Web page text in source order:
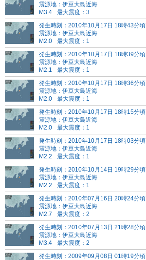
震源地：伊豆大島近海
M3.4
最大震度：3
発生時刻：2010年10月17日 18時43分頃
震源地：伊豆大島近海
M2.0
最大震度：1
発生時刻：2010年10月17日 18時39分頃
震源地：伊豆大島近海
M2.1
最大震度：1
発生時刻：2010年10月17日 18時36分頃
震源地：伊豆大島近海
M2.0
最大震度：1
発生時刻：2010年10月17日 18時15分頃
震源地：伊豆大島近海
M2.0
最大震度：1
発生時刻：2010年10月17日 18時03分頃
震源地：伊豆大島近海
M2.2
最大震度：1
発生時刻：2010年10月14日 19時29分頃
震源地：伊豆大島近海
M2.2
最大震度：1
発生時刻：2010年07月16日 20時24分頃
震源地：伊豆大島近海
M2.7
最大震度：2
発生時刻：2010年07月13日 21時28分頃
震源地：伊豆大島近海
M3.4
最大震度：2
発生時刻：2009年09月08日 01時19分頃